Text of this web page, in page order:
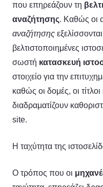
που επηρεάζουν τη
αναζήτησης. Καθώς οι
αναζήτησης
βελτιστοποιημένες
σωστή κατασκευή
στοιχείο για την
καθώς οι δομές, οι τίτλοι
διαδραματίζουν
site.
Η ταχύτητα της
Ο τρόπος που οι